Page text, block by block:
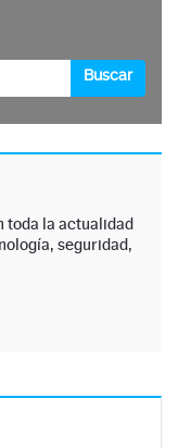
toda la actualidad
seguridad,